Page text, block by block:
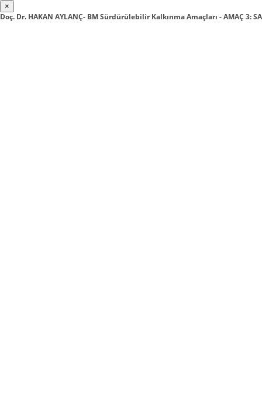
×
Doç. Dr. HAKAN AYLANÇ- BM Sürdürülebilir Kalkınma Amaçları - AMAÇ 3: